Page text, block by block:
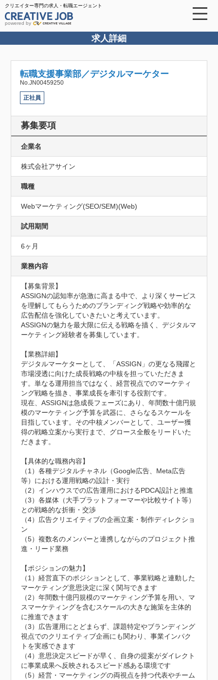
クリエイター専門の求人・転職エージェント
powered by
求人詳細
転職支援事業部／デジタルマーケター
No.JN00459250
正社員
募集要項
企業名
株式会社アサイン
職種
Webマーケティング(SEO/SEM)(Web)
試用期間
6ヶ月
業務内容
【募集背景】
ASSIGNの認知率が急激に高まる中で、より深くサービス
を理解してもらうためのブランディング戦略や効率的な
広告配信を強化していきたいと考えています。
ASSIGNの魅力を最大限に伝える戦略を描く、デジタルマ
ーケティング経験者を募集しています。
【業務詳細】
デジタルマーケターとして、「ASSIGN」の更なる飛躍と
市場浸透に向けた成長戦略の中核を担っていただきま
す。単なる運用担当ではなく、経営視点でのマーケティ
ング戦略を描き、事業成長を牽引する役割です。
現在、ASSIGNは急成長フェーズにあり、年間数十億円規
模のマーケティング予算を武器に、さらなるスケールを
目指しています。その中核メンバーとして、ユーザー獲
得の戦略立案から実行まで、グロース全般をリードいた
だきます。
【具体的な職務内容】
（1）各種デジタルチャネル（Google広告、Meta広告
等）における運用戦略の設計・実行
（2）インハウスでの広告運用におけるPDCA設計と推進
（3）各媒体（大手プラットフォーマーや比較サイト等）
との戦略的な折衝・交渉
（4）広告クリエイティブの企画立案・制作ディレクショ
ン
（5）複数名のメンバーと連携しながらのプロジェクト推
進・リード業務
【ポジションの魅力】
（1）経営直下のポジションとして、事業戦略と連動した
マーケティング意思決定に深く関与できます
（2）年間数十億円規模のマーケティング予算を用い、マ
スマーケティングを含むスケールの大きな施策を主体的
に推進できます
（3）広告運用にとどまらず、課題特定やブランディング
視点でのクリエイティブ企画にも関わり、事業インパク
トを実感できます
（4）意思決定スピードが早く、自身の提案がダイレクト
に事業成果へ反映されるスピード感ある環境です
（5）経営・マーケティングの両視点を持つ代表やチーム